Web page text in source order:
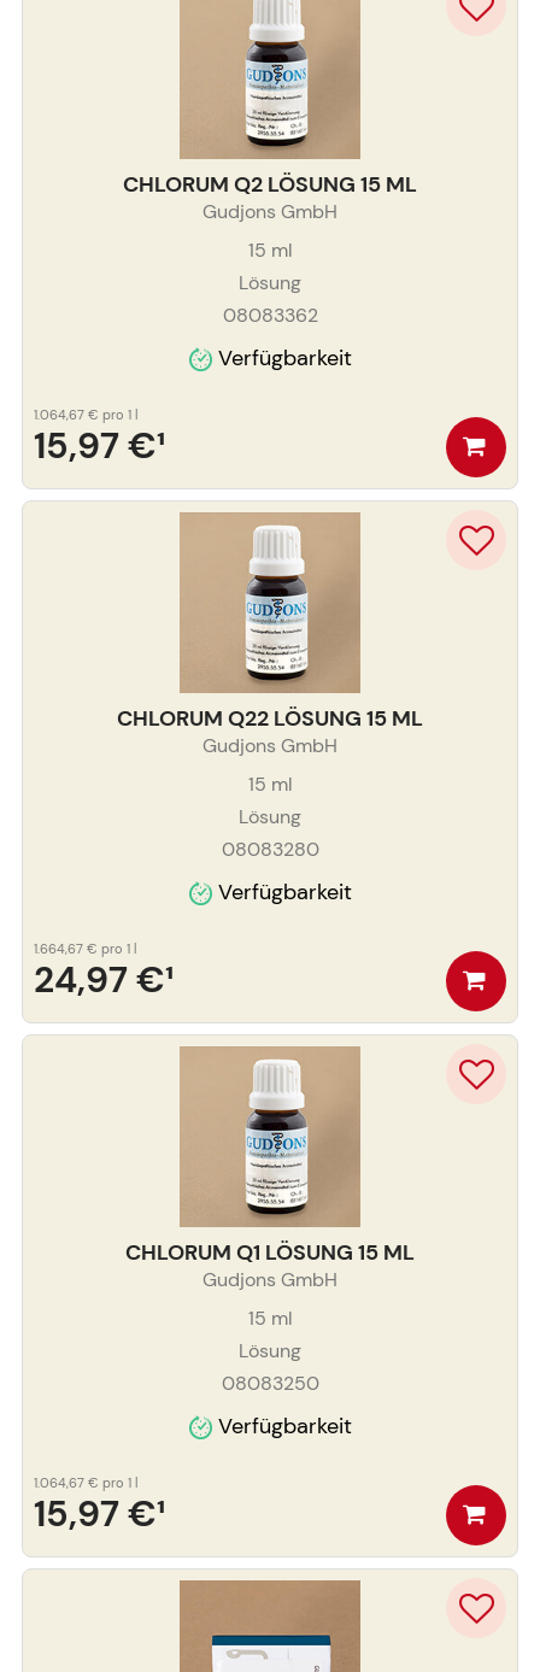
CHLORUM Q2 LÖSUNG 15 ML
Gudjons GmbH
15 ml
Lösung
08083362
Verfügbarkeit
15,97 €¹
1.064,67 € pro 1 l
CHLORUM Q22 LÖSUNG 15 ML
Gudjons GmbH
15 ml
Lösung
08083280
Verfügbarkeit
24,97 €¹
1.664,67 € pro 1 l
CHLORUM Q1 LÖSUNG 15 ML
Gudjons GmbH
15 ml
Lösung
08083250
Verfügbarkeit
15,97 €¹
1.064,67 € pro 1 l